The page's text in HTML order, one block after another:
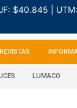
$40.845 | UTM:
LUMACO